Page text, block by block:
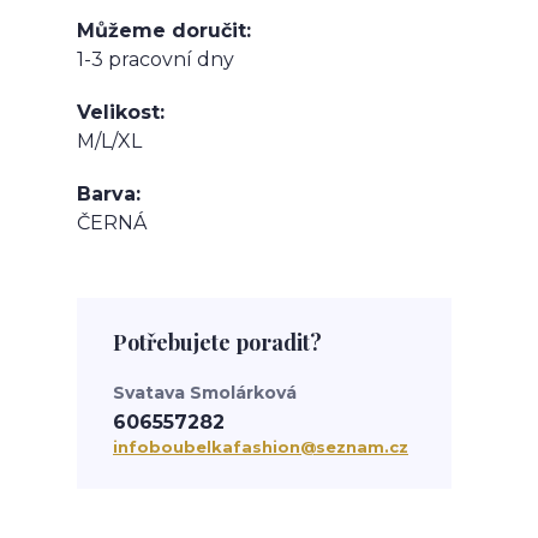
Můžeme doručit
1-3 pracovní dny
Velikost
M/L/XL
Barva
ČERNÁ
Potřebujete poradit?
Svatava Smolárková
606557282
infoboubelkafashion@seznam.cz